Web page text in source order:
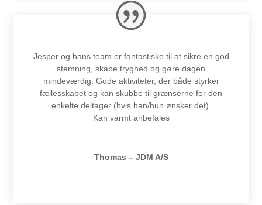
Jesper og hans team er fantastiske til at sikre en god
stemning, skabe tryghed og gøre dagen
mindeværdig. Gode aktiviteter, der både styrker
fællesskabet og kan skubbe til grænserne for den
enkelte deltager (hvis han/hun ønsker det).
Kan varmt anbefales
Thomas – JDM A/S